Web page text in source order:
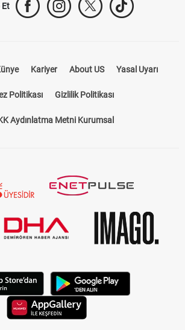
Et
Kariyer About US Yasal Uyarı
Politikası Gizlilik Politikası
Aydınlatma Metni Kurumsal